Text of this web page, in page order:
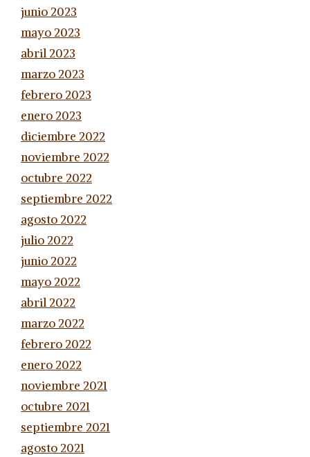
junio 2023
mayo 2023
abril 2023
marzo 2023
febrero 2023
enero 2023
diciembre 2022
noviembre 2022
octubre 2022
septiembre 2022
agosto 2022
julio 2022
junio 2022
mayo 2022
abril 2022
marzo 2022
febrero 2022
enero 2022
noviembre 2021
octubre 2021
septiembre 2021
agosto 2021